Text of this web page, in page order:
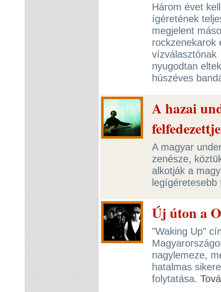
Három évet
ígéretének
megjelent
rockzenekarok
nyugodtan
húszéves
A hazai
A magyar
zenésze,
alkotják a
Új úton a
"Waking Up"
nagylemeze,
hatalmas
folytatása.